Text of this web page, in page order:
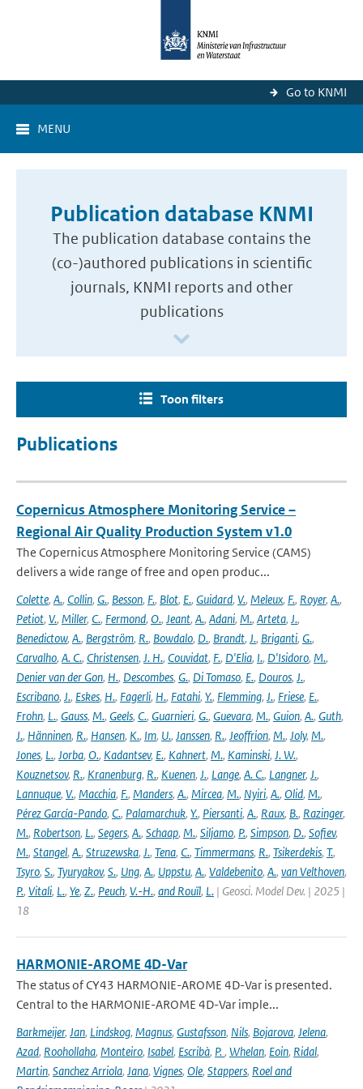
Go to KNMI
MENU
Publication database KNMI
The publication database contains the
(co-)authored publications in scientific
journals, KNMI reports and other
publications
Toon filters
Publications
Copernicus Atmosphere Monitoring Service –
Regional Air Quality Production System v1.0
The Copernicus Atmosphere Monitoring Service (CAMS)
delivers a wide range of free and open produc...
Colette, A., Collin, G., Besson, F., Blot, E., Guidard, V., Meleux, F., Royer, A.,
Petiot, V., Miller, C., Fermond, O., Jeant, A., Adani, M., Arteta, J.,
Benedictow, A., Bergström, R., Bowdalo, D., Brandt, J., Briganti, G.,
Carvalho, A. C., Christensen, J. H., Couvidat, F., D'Elia, I., D'Isidoro, M.,
Denier van der Gon, H., Descombes, G., Di Tomaso, E., Douros, J.,
Escribano, J., Eskes, H., Fagerli, H., Fatahi, Y., Flemming, J., Friese, E.,
Frohn, L., Gauss, M., Geels, C., Guarnieri, G., Guevara, M., Guion, A., Guth,
J., Hänninen, R., Hansen, K., Im, U., Janssen, R., Jeoffrion, M., Joly, M.,
Jones, L., Jorba, O., Kadantsev, E., Kahnert, M., Kaminski, J. W.,
Kouznetsov, R., Kranenburg, R., Kuenen, J., Lange, A. C., Langner, J.,
Lannuque, V., Macchia, F., Manders, A., Mircea, M., Nyiri, A., Olid, M.,
Pérez García-Pando, C., Palamarchuk, Y., Piersanti, A., Raux, B., Razinger,
M., Robertson, L., Segers, A., Schaap, M., Siljamo, P., Simpson, D., Sofiev,
M., Stangel, A., Struzewska, J., Tena, C., Timmermans, R., Tsikerdekis, T.,
Tsyro, S., Tyuryakov, S., Ung, A., Uppstu, A., Valdebenito, A., van Velthoven,
P., Vitali, L., Ye, Z., Peuch, V.-H., and Rouïl, L. | Geosci. Model Dev. | 2025 |
18
HARMONIE-AROME 4D-Var
The status of CY43 HARMONIE-AROME 4D-Var is presented.
Central to the HARMONIE-AROME 4D-Var imple...
Barkmeijer, Jan, Lindskog, Magnus, Gustafsson, Nils, Bojarova, Jelena,
Azad, Roohollaha, Monteiro, Isabel, Escribà, P., Whelan, Eoin, Ridal,
Martin, Sanchez Arriola, Jana, Vignes, Ole, Stappers, Roel and